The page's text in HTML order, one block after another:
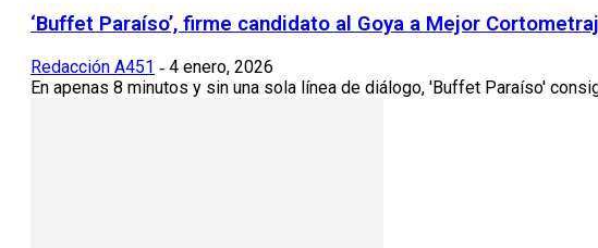
‘Buffet Paraíso’, firme candidato al Goya a Mejor
Redacción A451 - 4 enero, 2026
En apenas 8 minutos y sin una sola línea de diálogo, 'Buffet Paraíso'